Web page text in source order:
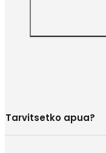
Tarvitsetko apua?